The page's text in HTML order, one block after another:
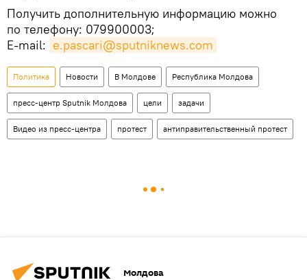
Получить дополнительную информацию можно
по телефону: 079900003;
E-mail: e.pascari@sputniknews.com
Политика Новости В Молдове Республика Молдова
пресс-центр Sputnik Молдова цели задачи
Видео из пресс-центра протест антиправительственный протест
Молдова